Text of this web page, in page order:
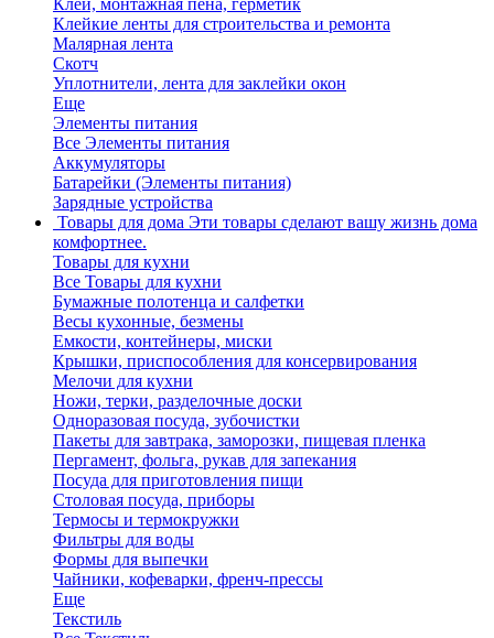
Клей, монтажная пена, герметик
Клейкие ленты для строительства и ремонта
Малярная лента
Скотч
Уплотнители, лента для заклейки окон
Еще
Элементы питания
Все Элементы питания
Аккумуляторы
Батарейки (Элементы питания)
Зарядные устройства
Товары для дома Эти товары сделают вашу жизнь дома
комфортнее.
Товары для кухни
Все Товары для кухни
Бумажные полотенца и салфетки
Весы кухонные, безмены
Емкости, контейнеры, миски
Крышки, приспособления для консервирования
Мелочи для кухни
Ножи, терки, разделочные доски
Одноразовая посуда, зубочистки
Пакеты для завтрака, заморозки, пищевая пленка
Пергамент, фольга, рукав для запекания
Посуда для приготовления пищи
Столовая посуда, приборы
Термосы и термокружки
Фильтры для воды
Формы для выпечки
Чайники, кофеварки, френч-прессы
Еще
Текстиль